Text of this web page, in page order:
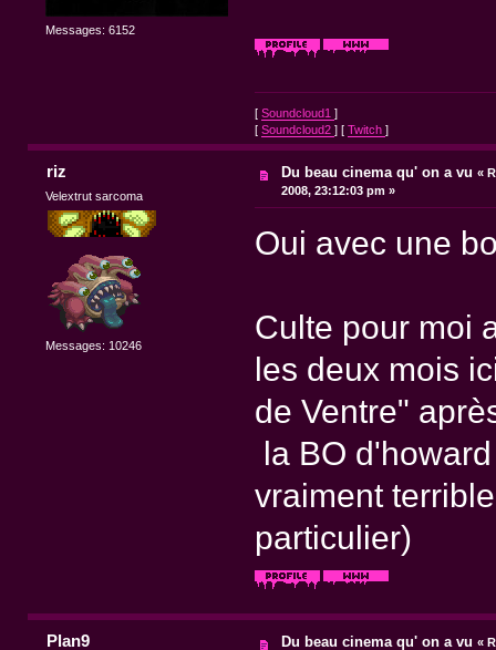
Messages: 6152
[ Soundcloud1 ]
[ Soundcloud2 ] [ Twitch ]
riz
Velextrut sarcoma
Messages: 10246
Du beau cinema qu' on a vu «
2008, 23:12:03 pm »
Oui avec une
Culte pour moi
les deux mois
de Ventre"
la BO
vraiment
particulier)
Plan9 Du beau cinema qu' on a vu «